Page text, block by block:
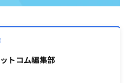
トコム編集部